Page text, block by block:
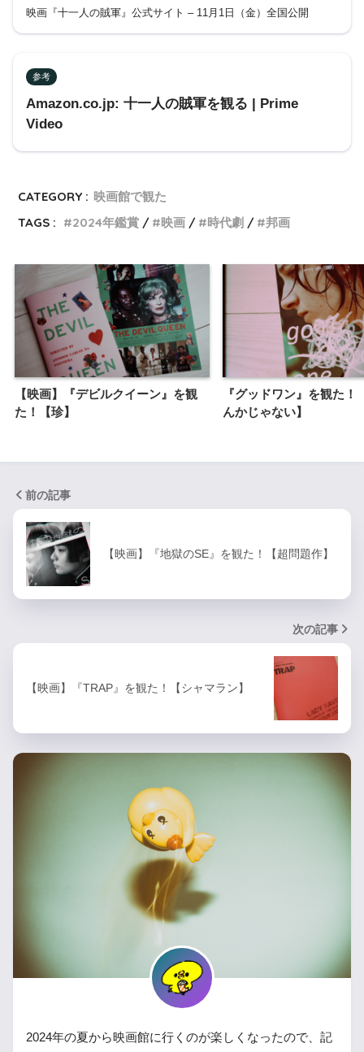
映画『十一人の賊軍』公式サイト – 11月1日（金）全国公開
参考
Amazon.co.jp: 十一人の賊軍を観る | Prime
Video
CATEGORY : 映画館で観た
TAGS :
2024年鑑賞 映画 時代劇 邦画
【映画】『デビルクイーン』を観
た！【珍】
『グッドワン』を観た！
んかじゃない】
前の記事
【映画】『地獄のSE』を観た！【超問題作】
次の記事
【映画】『TRAP』を観た！【シャマラン】
2024年の夏から映画館に行くのが楽しくなったので、記